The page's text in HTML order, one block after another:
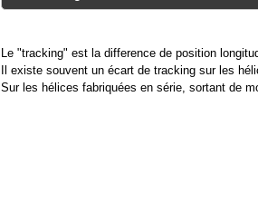
Le "tracking" est la difference de position
Il existe souvent un écart de tracking sur les
Sur les hélices fabriquées en série, sortant de